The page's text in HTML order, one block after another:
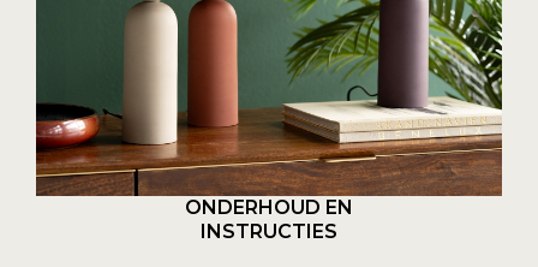
ONDERHOUD EN
INSTRUCTIES